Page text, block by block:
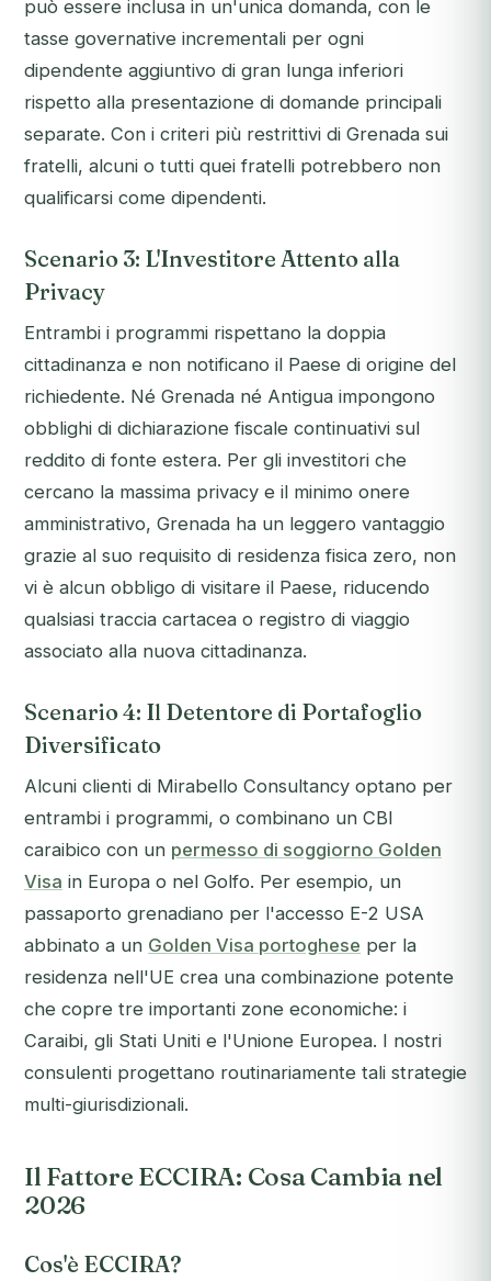
può essere inclusa in un'unica domanda, con le
tasse governative incrementali per ogni
dipendente aggiuntivo di gran lunga inferiori
rispetto alla presentazione di domande principali
separate. Con i criteri più restrittivi di Grenada sui
fratelli, alcuni o tutti quei fratelli potrebbero non
qualificarsi come dipendenti.
Scenario 3: L'Investitore Attento alla
Privacy
Entrambi i programmi rispettano la doppia
cittadinanza e non notificano il Paese di origine del
richiedente. Né Grenada né Antigua impongono
obblighi di dichiarazione fiscale continuativi sul
reddito di fonte estera. Per gli investitori che
cercano la massima privacy e il minimo onere
amministrativo, Grenada ha un leggero vantaggio
grazie al suo requisito di residenza fisica zero, non
vi è alcun obbligo di visitare il Paese, riducendo
qualsiasi traccia cartacea o registro di viaggio
associato alla nuova cittadinanza.
Scenario 4: Il Detentore di Portafoglio
Diversificato
Alcuni clienti di Mirabello Consultancy optano per
entrambi i programmi, o combinano un CBI
caraibico con un permesso di soggiorno Golden
Visa in Europa o nel Golfo. Per esempio, un
passaporto grenadiano per l'accesso E-2 USA
abbinato a un Golden Visa portoghese per la
residenza nell'UE crea una combinazione potente
che copre tre importanti zone economiche: i
Caraibi, gli Stati Uniti e l'Unione Europea. I nostri
consulenti progettano routinariamente tali strategie
multi-giurisdizionali.
Il Fattore ECCIRA: Cosa Cambia nel
2026
Cos'è ECCIRA?